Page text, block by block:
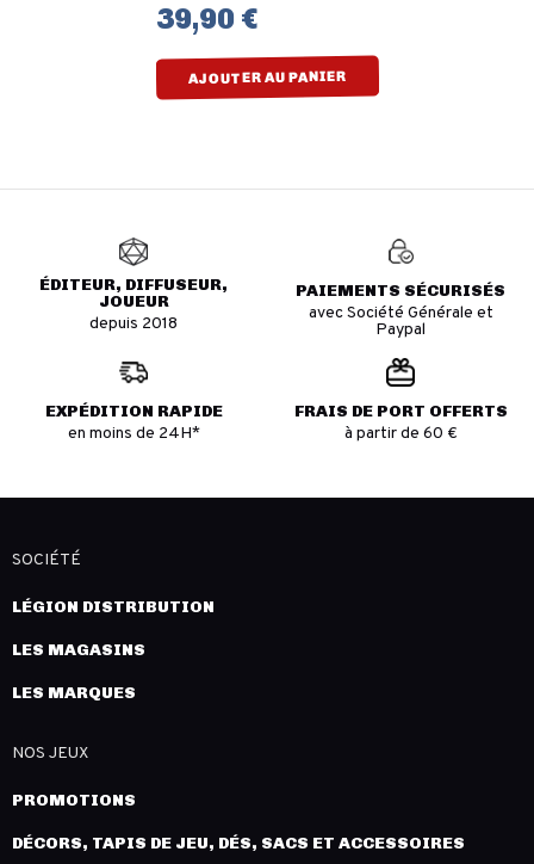
39,90 €
AJOUTER AU PANIER
ÉDITEUR, DIFFUSEUR,
JOUEUR
depuis 2018
PAIEMENTS SÉCURISÉS
avec Société Générale et
Paypal
EXPÉDITION RAPIDE
en moins de 24H*
FRAIS DE PORT OFFERTS
à partir de 60 €
SOCIÉTÉ
LÉGION DISTRIBUTION
LES MAGASINS
LES MARQUES
NOS JEUX
PROMOTIONS
DÉCORS, TAPIS DE JEU, DÉS, SACS ET ACCESSOIRES